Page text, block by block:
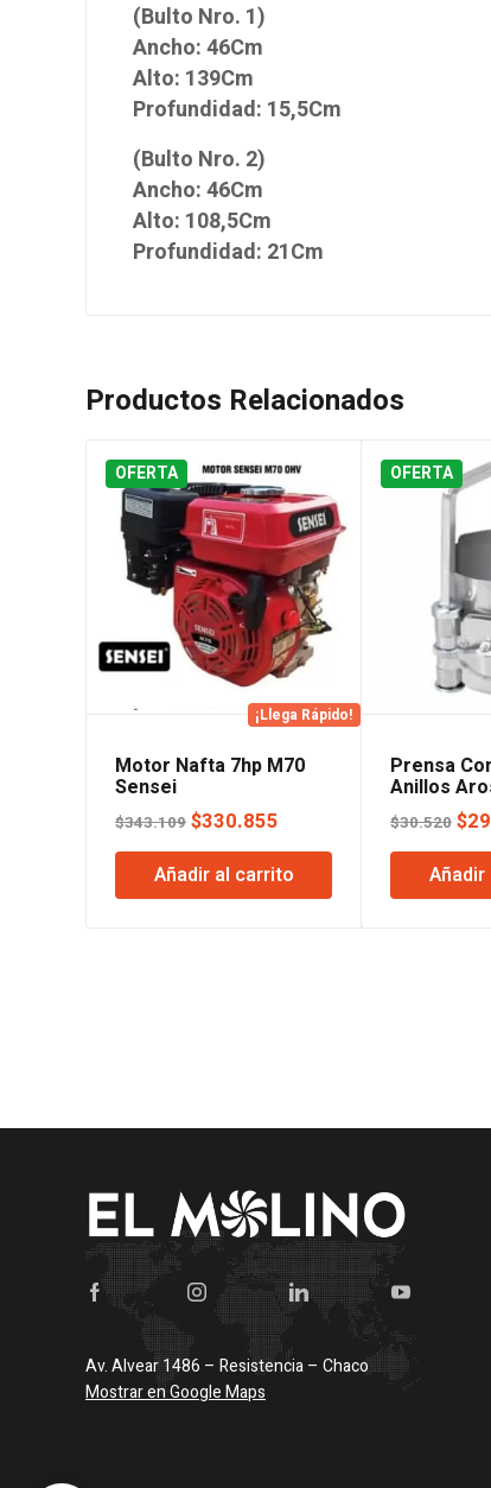
(Bulto Nro. 1)
Ancho: 46Cm
Alto: 139Cm
Profundidad: 15,5Cm
(Bulto Nro. 2)
Ancho: 46Cm
Alto: 108,5Cm
Profundidad: 21Cm
Productos Relacionados
OFERTA
¡Llega Rápido!
Motor Nafta 7hp M70
Sensei
$343.109 El
precio
original
era:
$330.855
precio
actual
es:
Añadir al carrito
OFERTA
Prensa
Anillos
Truper 70-
$30.520 El
era:
$
Av. Alvear 1486 – Resistencia – Chaco
Mostrar en Google Maps